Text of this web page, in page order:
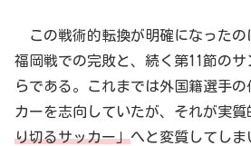
この戦術的転換が明確になったの
福岡戦での完敗と、続く第11節の
らである。これまでは外国籍選手
カーを志向していたが、それが実質
り切るサッカー」へと変質してし